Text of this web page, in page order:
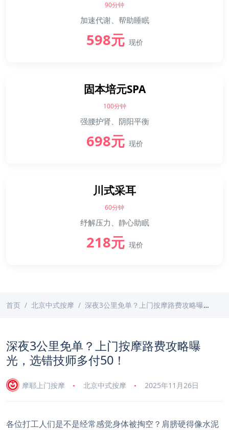
90分钟
加速代谢、帮助睡眠
598元 现价
固本培元SPA
100分钟
强腰护肾、阴阳平衡
698元 现价
川式采耳
60分钟
纾解压力、静心助眠
218元 现价
首页 北京中式按摩 深夜3公里免单？上门按摩路费攻略曝光，选错技师多付50！
深夜3公里免单？上门按摩路费攻略曝
光，选错技师多付50！
摩耶上门按摩 北京中式按摩 2025年11月26日
各位打工人们是不是经常感觉身体被掏空？肩膀硬得像水泥